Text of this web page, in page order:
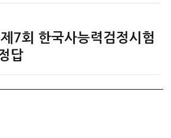
7회 한국사능력검정시험
답